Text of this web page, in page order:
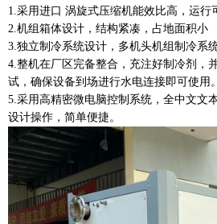
1.采用进口 涡旋式压缩机能效比高，运行
2.机组箱体设计，结构紧凑，占地面积小
3.独立制冷系统设计，多机头机组制冷系
4.整机在厂区完备整合，充注好制冷剂，
试，确保设备到场进行水电连接即可使用。
5.采用高精密微电脑控制系统，全中文文
设计操作，简单便捷。